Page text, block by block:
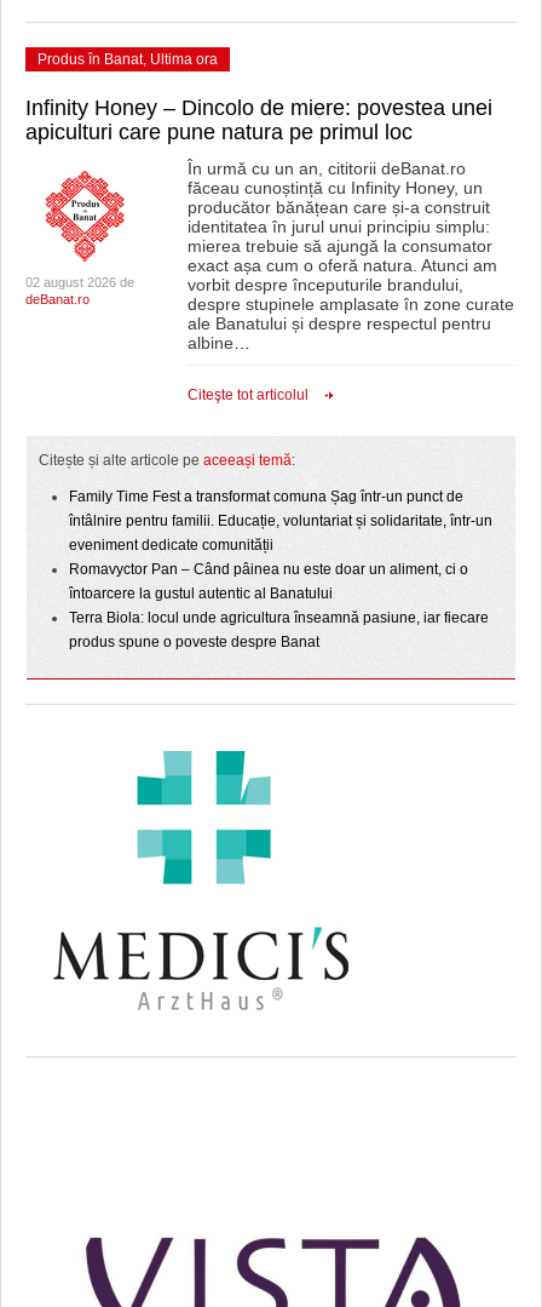
Produs în Banat, Ultima ora
Infinity Honey – Dincolo de miere: povestea unei
apiculturi care pune natura pe primul loc
02 august 2026 de
deBanat.ro
În urmă cu un an, cititorii deBanat.ro
făceau cunoștință cu Infinity Honey, un
producător bănățean care și-a construit
identitatea în jurul unui principiu simplu:
mierea trebuie să ajungă la consumator
exact așa cum o oferă natura. Atunci am
vorbit despre începuturile brandului,
despre stupinele amplasate în zone curate
ale Banatului și despre respectul pentru
albine…
Citeşte tot articolul
Citește și alte articole pe aceeași temă:
Family Time Fest a transformat comuna Șag într-un punct de
întâlnire pentru familii. Educație, voluntariat și solidaritate, într-un
eveniment dedicate comunității
Romavyctor Pan – Când pâinea nu este doar un aliment, ci o
întoarcere la gustul autentic al Banatului
Terra Biola: locul unde agricultura înseamnă pasiune, iar fiecare
produs spune o poveste despre Banat